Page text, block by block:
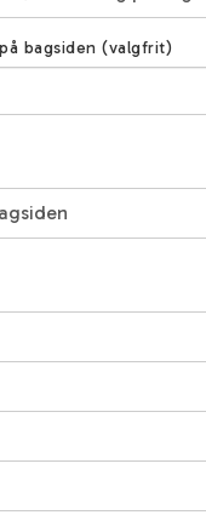
bagsiden (valgfrit)